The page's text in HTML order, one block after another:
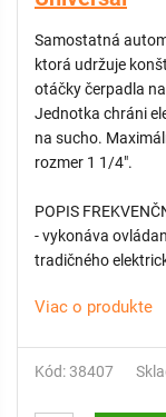
Samostatná
ktorá udržuje
otáčky čerpadla
Jednotka chráni
na sucho.
rozmer 1 1/4".
POPIS
- vykonáva
tradičného
požiadavky na
- automatické
- ochrana proti
Viac o produkte
Kód: 38407